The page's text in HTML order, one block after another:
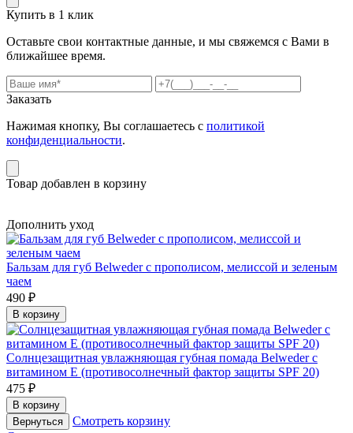
Купить в 1 клик
Оставьте свои контактные данные, и мы свяжемся с Вами в
ближайшее время.
Заказать
Нажимая кнопку, Вы соглашаетесь с политикой
конфиденциальности.
Товар добавлен в корзину
Дополнить уход
Бальзам для губ Belweder с прополисом, мелиссой и зеленым
чаем
490 ₽
В корзину
Солнцезащитная увлажняющая губная помада Belweder с
витамином Е (противосолнечный фактор защиты SPF 20)
475 ₽
В корзину
Вернуться
Смотреть корзину